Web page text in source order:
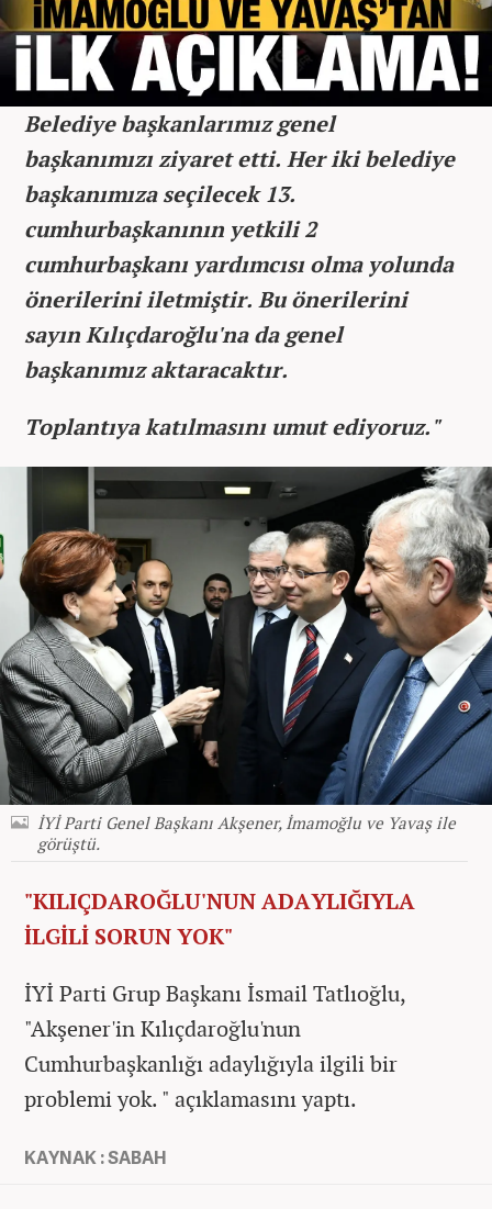
Belediye başkanlarımız genel
başkanımızı ziyaret etti. Her iki belediye
başkanımıza seçilecek 13.
cumhurbaşkanının yetkili 2
cumhurbaşkanı yardımcısı olma yolunda
önerilerini iletmiştir. Bu önerilerini
sayın Kılıçdaroğlu'na da genel
başkanımız aktaracaktır.
Toplantıya katılmasını umut ediyoruz."
İYİ Parti Genel Başkanı Akşener, İmamoğlu ve Yavaş ile
görüştü.
"KILIÇDAROĞLU'NUN ADAYLIĞIYLA
İLGİLİ SORUN YOK"
İYİ Parti Grup Başkanı İsmail Tatlıoğlu,
"Akşener'in Kılıçdaroğlu'nun
Cumhurbaşkanlığı adaylığıyla ilgili bir
problemi yok. " açıklamasını yaptı.
KAYNAK : SABAH